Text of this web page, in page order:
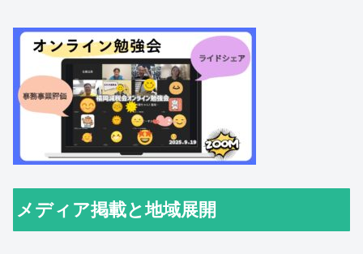
メディア掲載と地域展開